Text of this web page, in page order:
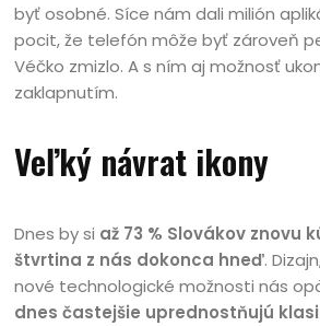
byť osobné. Síce nám dali milión
pocit, že telefón môže byť zároveň
Véčko zmizlo. A s ním aj možnosť
zaklapnutím.
Veľký návrat ikony
Dnes by si až 73 % Slovákov znovu
štvrtina z nás dokonca hneď.
nové technologické možnosti nás
dnes častejšie uprednostňujú